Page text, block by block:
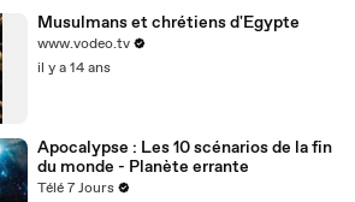
Musulmans et chrétiens d'Egypte
www.vodeo.tv
il y a 14 ans
Apocalypse : Les 10 scénarios de la fin
du monde - Planète errante
Télé 7 Jours